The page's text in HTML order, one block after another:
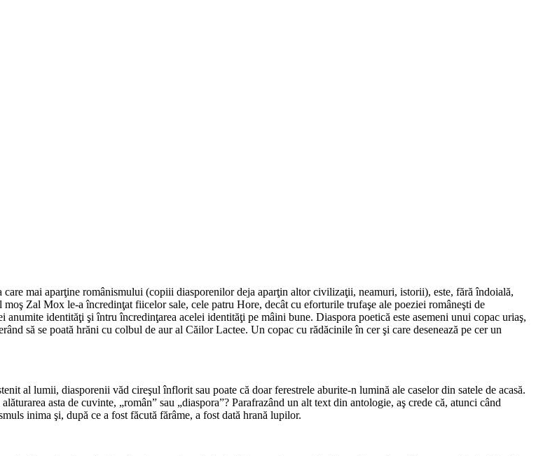
mai aparţine românismului (copiii diasporenilor deja aparţin altor civilizaţii, neamuri, istorii), este, fără îndoială,
Zal Mox le-a încredinţat fiicelor sale, cele patru Hore, decât cu eforturile trufaşe ale poeziei româneşti de
identităţi şi întru încredinţarea acelei identităţi pe mâini bune. Diaspora poetică este asemeni unui copac uriaş,
să se poată hrăni cu colbul de aur al Căilor Lactee. Un copac cu rădăcinile în cer şi care desenează pe cer un
al lumii, diasporenii văd cireşul înflorit sau poate că doar ferestrele aburite-n lumină ale caselor din satele de acasă.
asta de cuvinte, „român” sau „diaspora”? Parafrazând un alt text din antologie, aş crede că, atunci când
inima şi, după ce a fost făcută fărâme, a fost dată hrană lupilor.